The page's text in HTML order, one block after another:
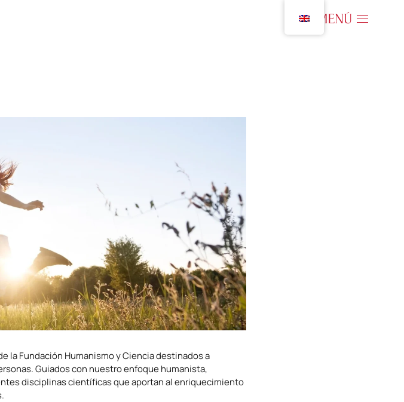
la Fundación Humanismo y Ciencia destinados a
Guiados con nuestro enfoque humanista,
disciplinas científicas que aportan al enriquecimiento